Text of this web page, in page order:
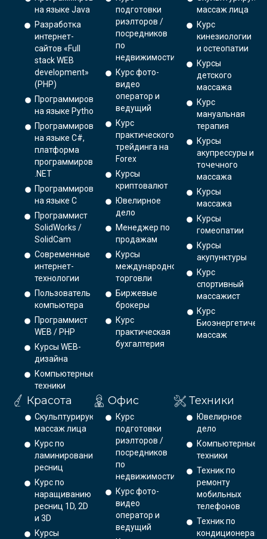
на языке Java
Разработка
интернет-
сайтов «Full
stack WEB
development»
(PHP)
Программирование
на языке Python.
Программирование
на языке C#,
платформа
программирования
.NET
Программирование
на языке С
Программист
SolidWorks /
SolidCam
Современные
интернет-
технологии
Пользователь
компьютера
Программист
WEB / PHP
Курсы WEB-
дизайна
Компьютерные
техники
подготовки
риэлторов /
посредников
по
недвижимости
Курс фото-
видео
оператор и
ведущий
Курс
практического
трейдинга на
Forex
Курсы
криптовалют
Ювелирное
дело
Менеджер по
продажам
Курсы
международной
торговли
Биржевые
брокеры
Курс
практическая
бухгалтерия
массаж лица
Курс
кинезиологии
и остеопатии
Курсы
детского
массажа
Курс
мануальная
терапия
Курсы
акупрессуры и
точечного
массажа
Курсы
массажа
Курсы
гомеопатии
Курсы
акупунктуры
Курс
спортивный
массажист
Курс
массаж
Красота
Скульптурирующий
массаж лица
Курс по
ламинированию
ресниц
Курс по
наращиванию
ресниц 1D, 2D
и 3D
Курсы
Офис
Курс
подготовки
риэлторов /
посредников
по
недвижимости
Курс фото-
видео
оператор и
ведущий
Техники
Ювелирное
дело
Компьютерные
техники
Техник по
ремонту
мобильных
телефонов
Техник по
кондиционерам